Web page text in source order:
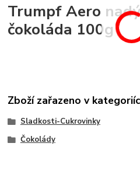
Trumpf Aero
čokoláda 100g
Zboží zařazeno v
Sladkosti-Cukrovinky
Čokolády